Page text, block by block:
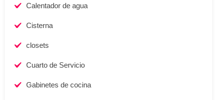
Calentador de agua
Cisterna
closets
Cuarto de Servicio
Gabinetes de cocina